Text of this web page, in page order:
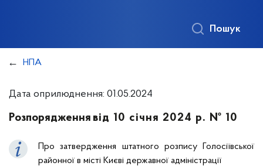
Пошук
НПА
Дата оприлюднення: 01.05.2024
Розпорядження від 10 січня 2024 р. № 10
Про затвердження штатного розпису Голосіївської
районної в місті Києві державної адміністрації